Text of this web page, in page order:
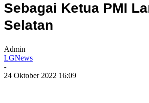
Sebagai Ketua PMI
Selatan
Admin
LGNews
-
24 Oktober 2022 16:09